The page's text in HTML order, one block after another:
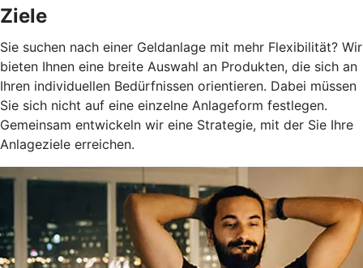
Ziele
Sie suchen nach einer Geldanlage mit mehr Flexibilität? Wir
bieten Ihnen eine breite Auswahl an Produkten, die sich an
Ihren individuellen Bedürfnissen orientieren. Dabei müssen
Sie sich nicht auf eine einzelne Anlageform festlegen.
Gemeinsam entwickeln wir eine Strategie, mit der Sie Ihre
Anlageziele erreichen.